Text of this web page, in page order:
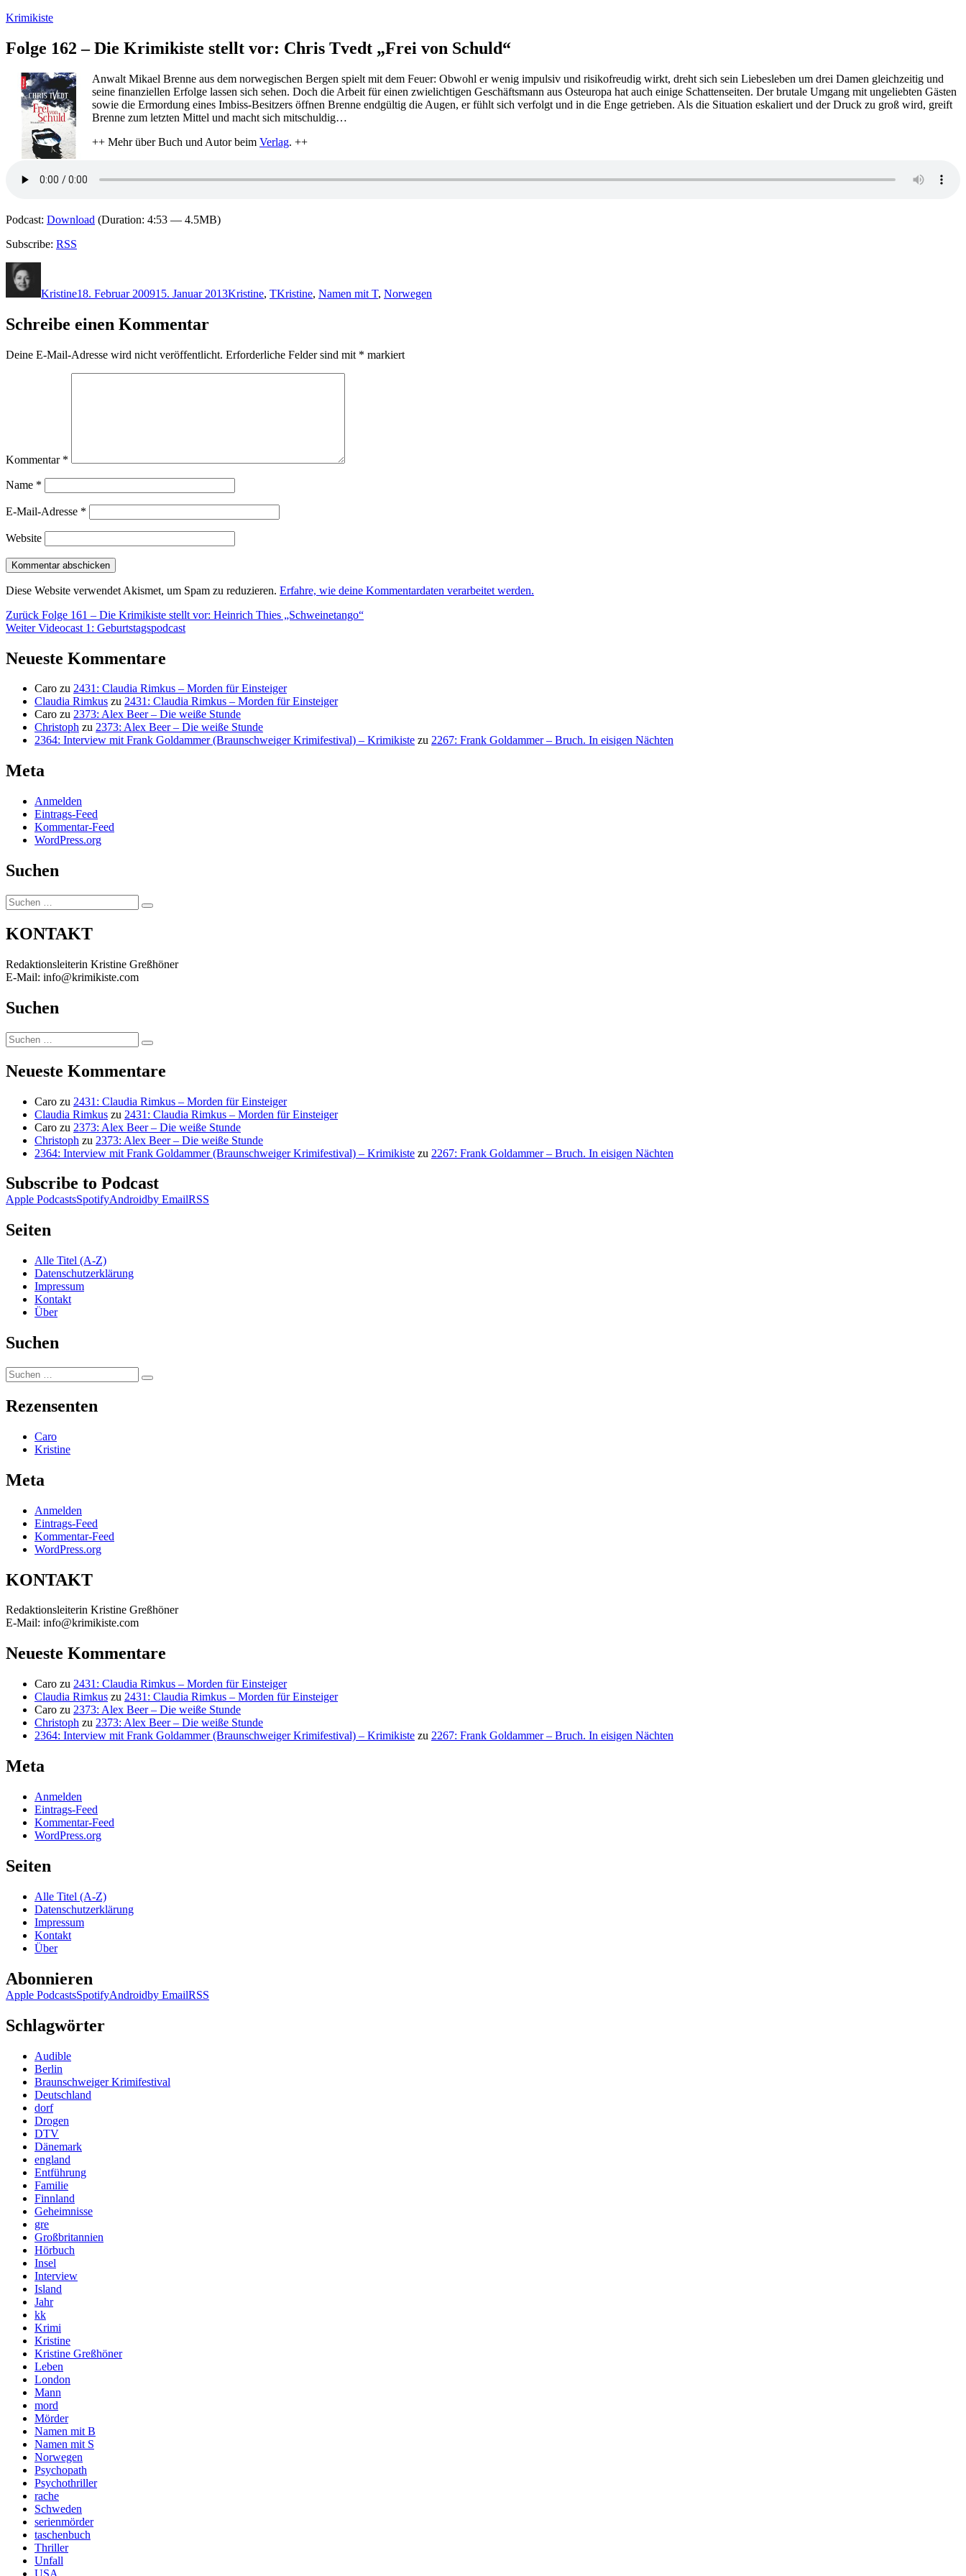
Zum
springen
Krimikiste
Folge 162 – Die Krimikiste stellt vor: Chris Tvedt „Frei von Schuld“
Anwalt Mikael Brenne aus dem norwegischen Bergen spielt mit dem Feuer: Obwohl er wenig impulsiv und risikofreudig wirkt, dreht sich sein Liebesleben um drei Damen gleichzeitig und
seine finanziellen Erfolge lassen sich sehen. Doch die Arbeit für einen zwielichtigen Geschäftsmann aus Osteuropa hat auch einige Schattenseiten. Der brutale Umgang mit ungeliebten Gästen
sowie die Ermordung eines Imbiss-Besitzers öffnen Brenne endgültig die Augen, er fühlt sich verfolgt und in die Enge getrieben. Als die Situation eskaliert und der Druck zu groß wird, greift
Brenne zum letzten Mittel und macht sich mitschuldig…
++ Mehr über Buch und Autor beim Verlag. ++
Podcast: Download (Duration: 4:53 — 4.5MB)
Subscribe: RSS
Kristine18. Februar 200915. Januar 2013Kristine, TKristine, Namen mit T, Norwegen
Schreibe einen Kommentar
Deine E-Mail-Adresse wird nicht veröffentlicht. Erforderliche Felder sind mit * markiert
Kommentar *
Name *
E-Mail-Adresse *
Website
Diese Website verwendet Akismet, um Spam zu reduzieren. Erfahre, wie deine Kommentardaten verarbeitet werden.
Beitragsnavigation
Zurück Vorheriger
Beitrag:
Folge 161 – Die Krimikiste stellt vor: Heinrich Thies „Schweinetango“
Weiter Nächster
Videocast 1: Geburtstagspodcast
Neueste Kommentare
Caro zu 2431: Claudia Rimkus – Morden für Einsteiger
Claudia Rimkus zu 2431: Claudia Rimkus – Morden für Einsteiger
Caro zu 2373: Alex Beer – Die weiße Stunde
Christoph zu 2373: Alex Beer – Die weiße Stunde
2364: Interview mit Frank Goldammer (Braunschweiger Krimifestival) – Krimikiste zu 2267: Frank Goldammer – Bruch. In eisigen Nächten
Meta
Anmelden
Eintrags-Feed
Kommentar-Feed
WordPress.org
Suchen
Suchen
nach:
Suchen
KONTAKT
Redaktionsleiterin Kristine Greßhöner
E-Mail: info@krimikiste.com
Suchen
Suchen
nach:
Suchen
Neueste Kommentare
Caro zu 2431: Claudia Rimkus – Morden für Einsteiger
Claudia Rimkus zu 2431: Claudia Rimkus – Morden für Einsteiger
Caro zu 2373: Alex Beer – Die weiße Stunde
Christoph zu 2373: Alex Beer – Die weiße Stunde
2364: Interview mit Frank Goldammer (Braunschweiger Krimifestival) – Krimikiste zu 2267: Frank Goldammer – Bruch. In eisigen Nächten
Subscribe to Podcast
Apple PodcastsSpotifyAndroidby EmailRSS
Seiten
Alle Titel (A-Z)
Datenschutzerklärung
Impressum
Kontakt
Über
Suchen
Suchen
nach:
Suchen
Rezensenten
Caro
Kristine
Meta
Anmelden
Eintrags-Feed
Kommentar-Feed
WordPress.org
KONTAKT
Redaktionsleiterin Kristine Greßhöner
E-Mail: info@krimikiste.com
Neueste Kommentare
Caro zu 2431: Claudia Rimkus – Morden für Einsteiger
Claudia Rimkus zu 2431: Claudia Rimkus – Morden für Einsteiger
Caro zu 2373: Alex Beer – Die weiße Stunde
Christoph zu 2373: Alex Beer – Die weiße Stunde
2364: Interview mit Frank Goldammer (Braunschweiger Krimifestival) – Krimikiste zu 2267: Frank Goldammer – Bruch. In eisigen Nächten
Meta
Anmelden
Eintrags-Feed
Kommentar-Feed
WordPress.org
Seiten
Alle Titel (A-Z)
Datenschutzerklärung
Impressum
Kontakt
Über
Abonnieren
Apple PodcastsSpotifyAndroidby EmailRSS
Schlagwörter
Audible
Berlin
Braunschweiger Krimifestival
Deutschland
dorf
Drogen
DTV
Dänemark
england
Entführung
Familie
Finnland
Geheimnisse
gre
Großbritannien
Hörbuch
Insel
Interview
Island
Jahr
kk
Krimi
Kristine
Kristine Greßhöner
Leben
London
Mann
mord
Mörder
Namen mit B
Namen mit S
Norwegen
Psychopath
Psychothriller
rache
Schweden
serienmörder
taschenbuch
Thriller
Unfall
USA